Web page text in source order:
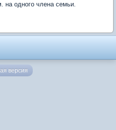
на одного члена семьи.
версия